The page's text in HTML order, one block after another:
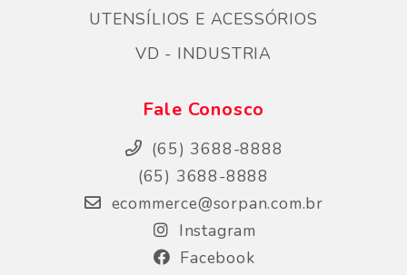
UTENSÍLIOS E ACESSÓRIOS
VD - INDUSTRIA
Fale Conosco
(65) 3688-8888
(65) 3688-8888
ecommerce@sorpan.com.br
Instagram
Facebook